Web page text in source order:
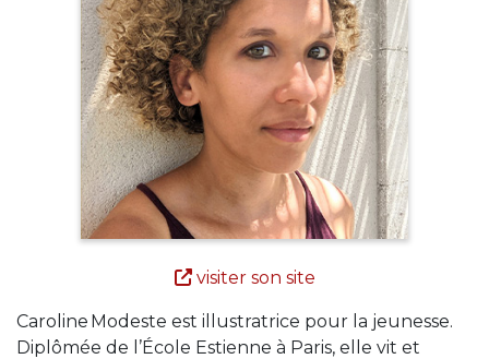
visiter son site
Caroline Modeste est illustratrice pour la jeunesse.
Diplômée de l’École Estienne à Paris, elle vit et